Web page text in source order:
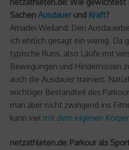
netzathleten.de: Wie gewichtest
Sachen Ausdauerund Kraft?
Amadei Weiland: Den
ich ehrlich gesagt ein wenig. Da
typische Runs, also Läufe mit
Bewegungen und Hindernissen
auch die Ausdauer trainiert.
wichtiger Bestandteil des
man aber nicht zwingend ins
kann viel mit dem eigenen
netzathleten.de: Parkour als